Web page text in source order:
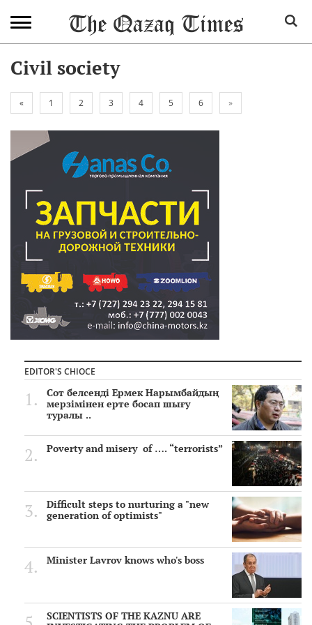
Civil society
« 1 2 3 4 5 6 »
EDITOR'S CHIOCE
Сот белсенді Ермек Нарымбайдың
мерзімінен ерте босап шығу
туралы ..
Poverty and misery of …. “terrorists”
Difficult steps to nurturing a "new
generation of optimists"
Minister Lavrov knows who's boss
SCIENTISTS OF THE KAZNU ARE